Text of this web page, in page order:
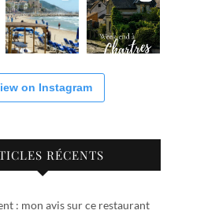
on Instagram
RÉCENTS
: mon avis sur ce restaurant